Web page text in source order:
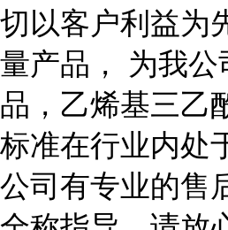
切以客户利益为
量产品， 为我公
品，乙烯基三乙
标准在行业内处
公司有专业的售